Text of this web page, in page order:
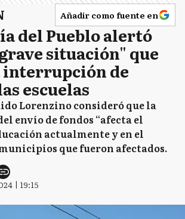
Añadir como fuente en
del Pueblo alertó
situación" que
interrupción de
escuelas
Lorenzino consideró que la
envío de fondos “afecta el
actualmente y en el
que fueron afectados.
| 19:15